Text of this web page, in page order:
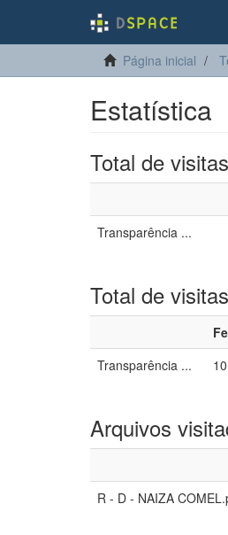
Página inicial
Estatística
Total de visitas
Transparência ...
Total de
Transparência ...
10
Arquivos
R - D - NAIZA